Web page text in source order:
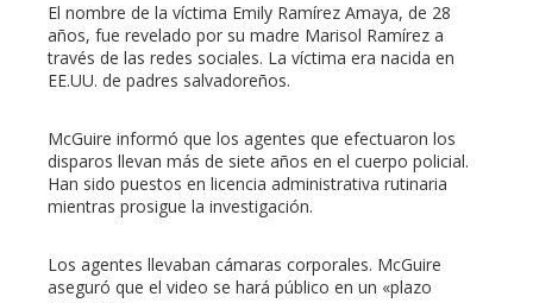
El nombre de la víctima Emily Ramírez Amaya, de 28
años, fue revelado por su madre Marisol Ramírez a
través de las redes sociales. La víctima era nacida en
EE.UU. de padres salvadoreños.
McGuire informó que los agentes que efectuaron los
disparos llevan más de siete años en el cuerpo policial.
Han sido puestos en licencia administrativa rutinaria
mientras prosigue la investigación.
Los agentes llevaban cámaras corporales. McGuire
aseguró que el video se hará público en un «plazo